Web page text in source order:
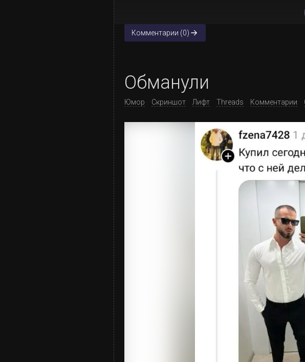
Комментарии (0)
Обманули
Юмор Скриншот Лифт Threads Комментарии